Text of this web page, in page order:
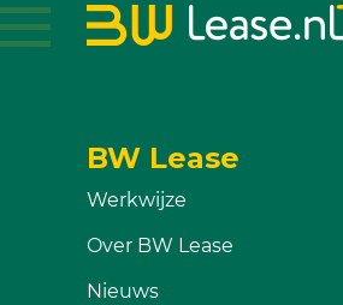
BW Lease
Werkwijze
Over BW Lease
Nieuws